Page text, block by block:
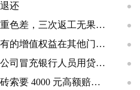
还
还要第四次，厂家和4S店推诿不管！
权益在其他门店成一纸空文
银行人员用贷款名义诈骗
法扣车胁迫付款，涉嫌价格欺诈与侵权